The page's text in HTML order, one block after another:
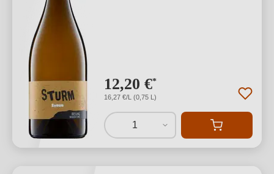
12,20 €*
16,27 €/L (0,75 L)
1